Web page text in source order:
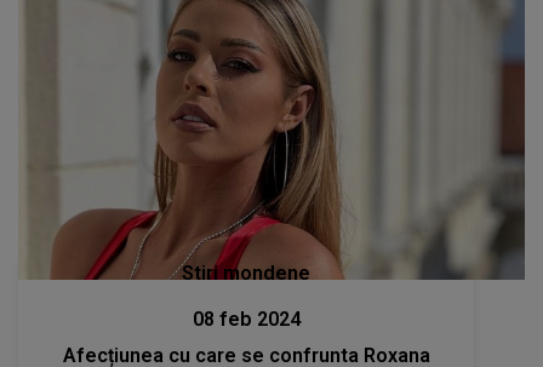
Stiri mondene
08 feb 2024
Afecțiunea cu care se confrunta Roxana